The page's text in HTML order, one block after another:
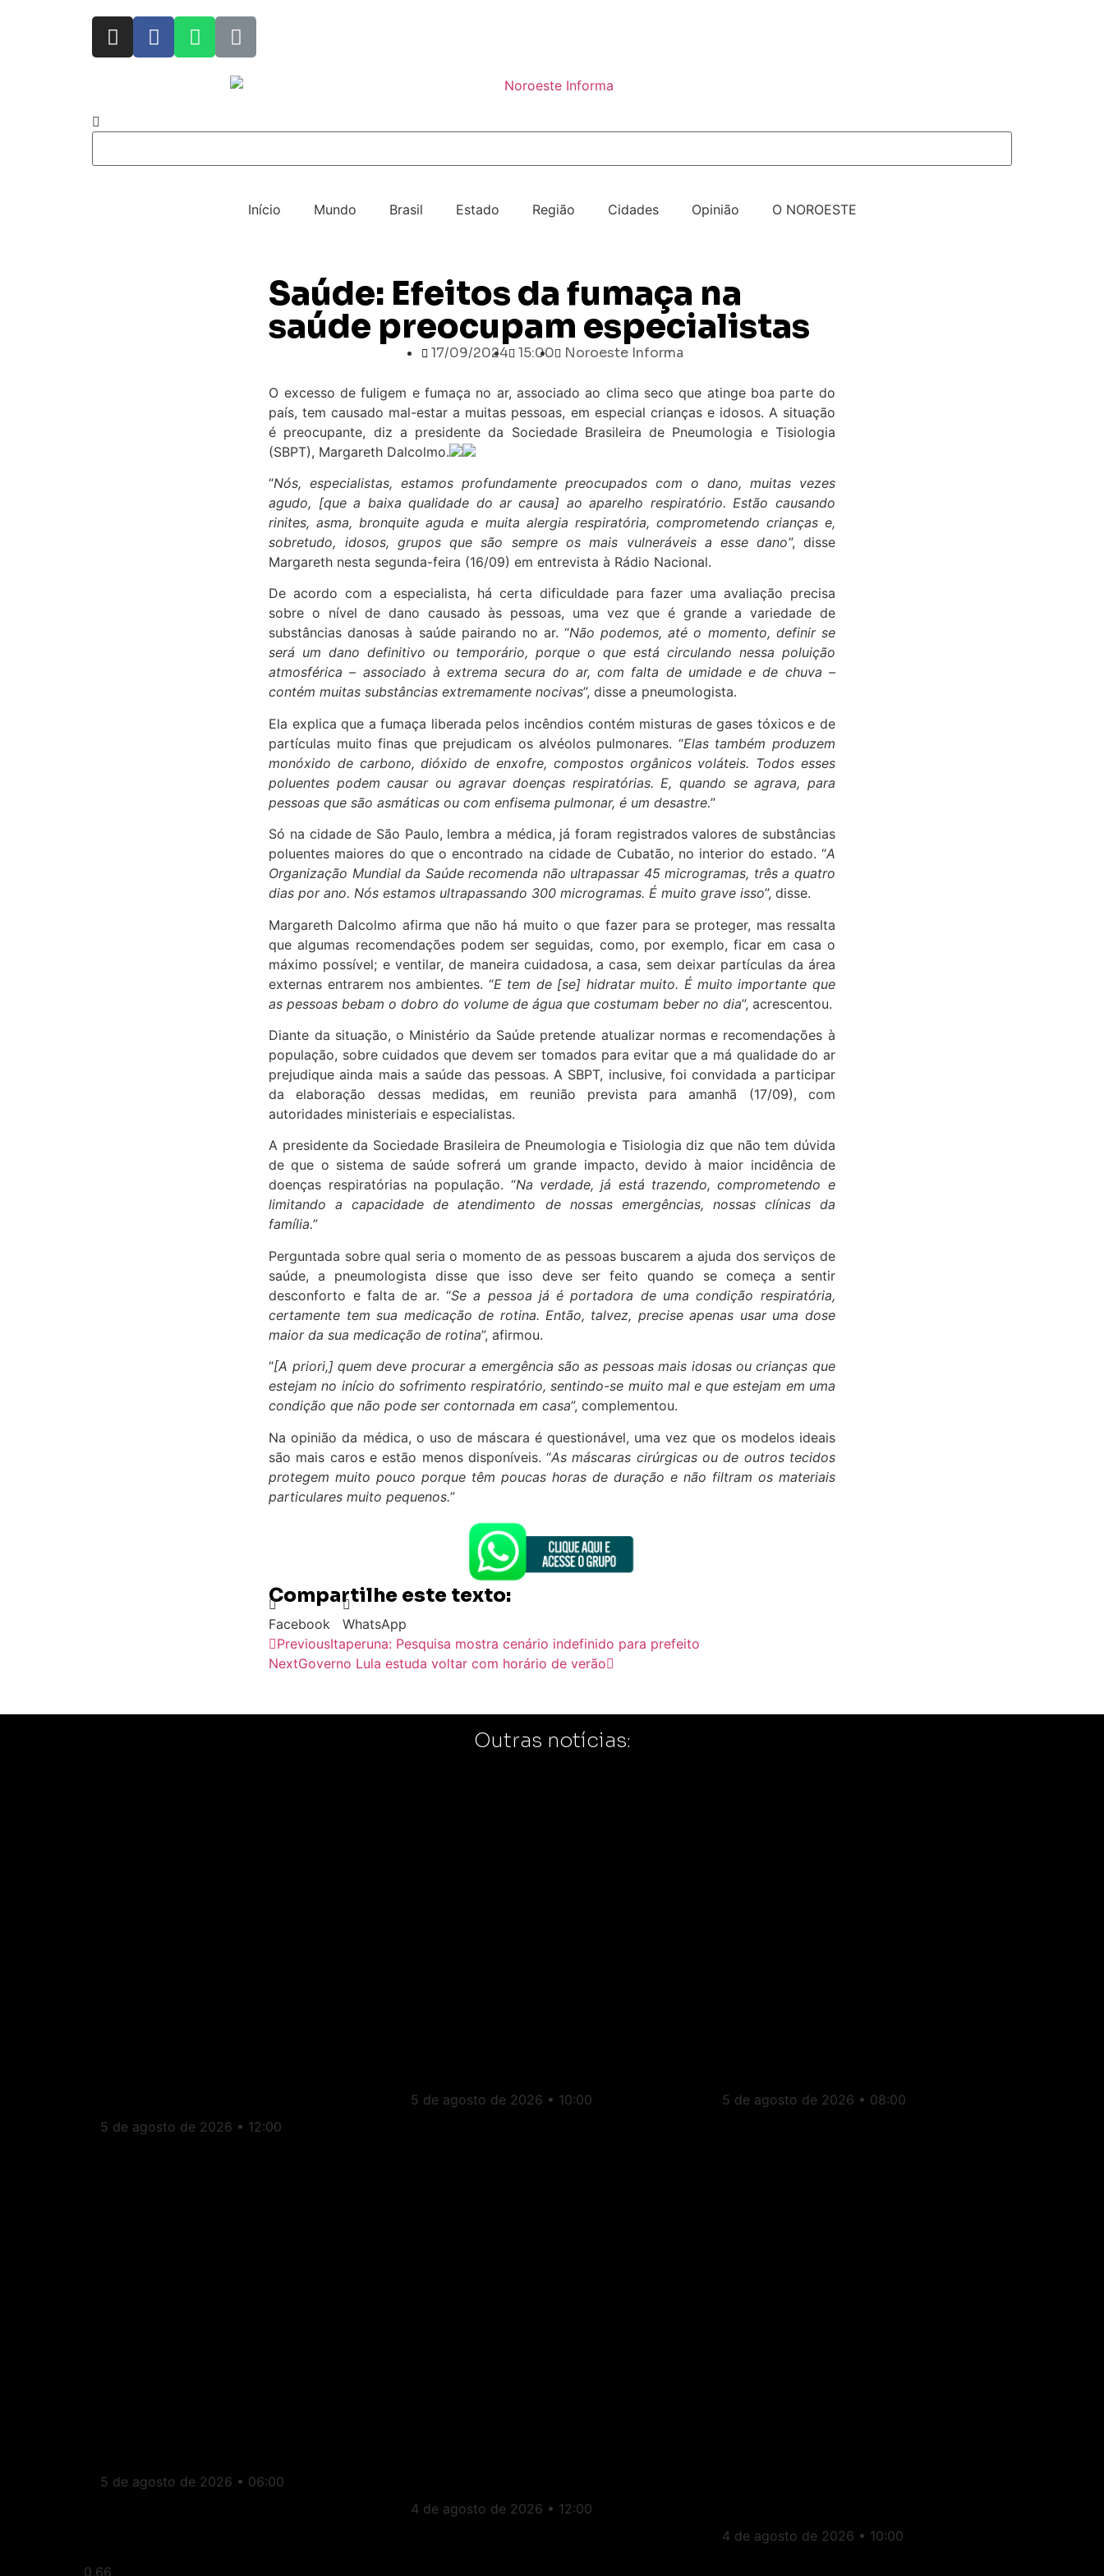
Início Mundo Brasil Estado Região Cidades Opinião O NOROESTE
Saúde: Efeitos da fumaça na
saúde preocupam especialistas
17/09/2024 15:00 Noroeste Informa
O excesso de fuligem e fumaça no ar, associado ao clima seco que atinge boa parte do
país, tem causado mal-estar a muitas pessoas, em especial crianças e idosos. A situação
é preocupante, diz a presidente da Sociedade Brasileira de Pneumologia e Tisiologia
(SBPT), Margareth Dalcolmo.
“Nós, especialistas, estamos profundamente preocupados com o dano, muitas vezes
agudo, [que a baixa qualidade do ar causa] ao aparelho respiratório. Estão causando
rinites, asma, bronquite aguda e muita alergia respiratória, comprometendo crianças e,
sobretudo, idosos, grupos que são sempre os mais vulneráveis a esse dano”, disse
Margareth nesta segunda-feira (16/09) em entrevista à Rádio Nacional.
De acordo com a especialista, há certa dificuldade para fazer uma avaliação precisa
sobre o nível de dano causado às pessoas, uma vez que é grande a variedade de
substâncias danosas à saúde pairando no ar. “Não podemos, até o momento, definir se
será um dano definitivo ou temporário, porque o que está circulando nessa poluição
atmosférica – associado à extrema secura do ar, com falta de umidade e de chuva –
contém muitas substâncias extremamente nocivas”, disse a pneumologista.
Ela explica que a fumaça liberada pelos incêndios contém misturas de gases tóxicos e de
partículas muito finas que prejudicam os alvéolos pulmonares. “Elas também produzem
monóxido de carbono, dióxido de enxofre, compostos orgânicos voláteis. Todos esses
poluentes podem causar ou agravar doenças respiratórias. E, quando se agrava, para
pessoas que são asmáticas ou com enfisema pulmonar, é um desastre.”
Só na cidade de São Paulo, lembra a médica, já foram registrados valores de substâncias
poluentes maiores do que o encontrado na cidade de Cubatão, no interior do estado. “A
Organização Mundial da Saúde recomenda não ultrapassar 45 microgramas, três a quatro
dias por ano. Nós estamos ultrapassando 300 microgramas. É muito grave isso”, disse.
Margareth Dalcolmo afirma que não há muito o que fazer para se proteger, mas ressalta
que algumas recomendações podem ser seguidas, como, por exemplo, ficar em casa o
máximo possível; e ventilar, de maneira cuidadosa, a casa, sem deixar partículas da área
externas entrarem nos ambientes. “E tem de [se] hidratar muito. É muito importante que
as pessoas bebam o dobro do volume de água que costumam beber no dia”, acrescentou.
Diante da situação, o Ministério da Saúde pretende atualizar normas e recomendações à
população, sobre cuidados que devem ser tomados para evitar que a má qualidade do ar
prejudique ainda mais a saúde das pessoas. A SBPT, inclusive, foi convidada a participar
da elaboração dessas medidas, em reunião prevista para amanhã (17/09), com
autoridades ministeriais e especialistas.
A presidente da Sociedade Brasileira de Pneumologia e Tisiologia diz que não tem dúvida
de que o sistema de saúde sofrerá um grande impacto, devido à maior incidência de
doenças respiratórias na população. “Na verdade, já está trazendo, comprometendo e
limitando a capacidade de atendimento de nossas emergências, nossas clínicas da
família.”
Perguntada sobre qual seria o momento de as pessoas buscarem a ajuda dos serviços de
saúde, a pneumologista disse que isso deve ser feito quando se começa a sentir
desconforto e falta de ar. “Se a pessoa já é portadora de uma condição respiratória,
certamente tem sua medicação de rotina. Então, talvez, precise apenas usar uma dose
maior da sua medicação de rotina”, afirmou.
“[A priori,] quem deve procurar a emergência são as pessoas mais idosas ou crianças que
estejam no início do sofrimento respiratório, sentindo-se muito mal e que estejam em uma
condição que não pode ser contornada em casa”, complementou.
Na opinião da médica, o uso de máscara é questionável, uma vez que os modelos ideais
são mais caros e estão menos disponíveis. “As máscaras cirúrgicas ou de outros tecidos
protegem muito pouco porque têm poucas horas de duração e não filtram os materiais
particulares muito pequenos.”
Compartilhe este texto:
Facebook
WhatsApp
PreviousItaperuna: Pesquisa mostra cenário indefinido para prefeito
NextGoverno Lula estuda voltar com horário de verão
Outras notícias:
5 de agosto de 2026 12:00
5 de agosto de 2026 10:00 5 de agosto de 2026 08:00
5 de agosto de 2026 06:00
4 de agosto de 2026 12:00
4 de agosto de 2026 10:00